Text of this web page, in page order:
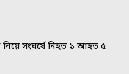
সংঘর্ষে নিহত ১ আহত ৫